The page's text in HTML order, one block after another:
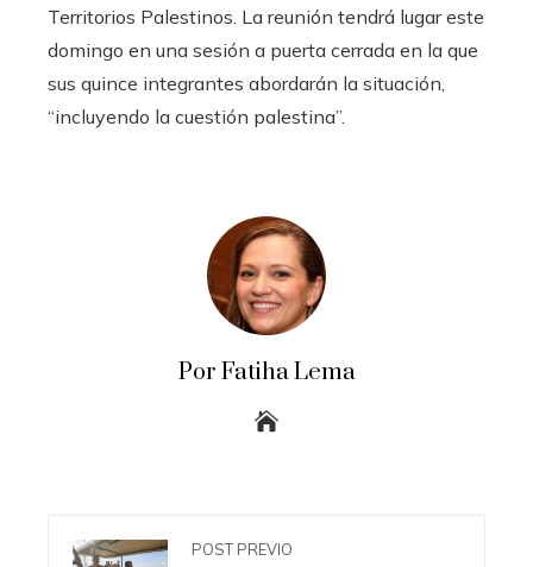
Territorios Palestinos. La reunión tendrá lugar este
domingo en una sesión a puerta cerrada en la que
sus quince integrantes abordarán la situación,
“incluyendo la cuestión palestina”.
Por Fatiha Lema
POST PREVIO